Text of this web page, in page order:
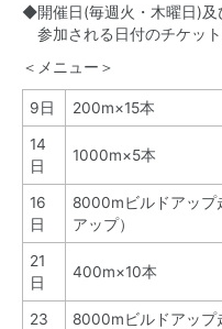
◆開催日(毎週火・木曜日)及
参加される日付のチケット
＜メニュー＞
9日 200m×15本
14
日
1000m×5本
16
日
8000mビルドアップ
アップ）
21
日
400m×10本
23
8000mビルドアップ